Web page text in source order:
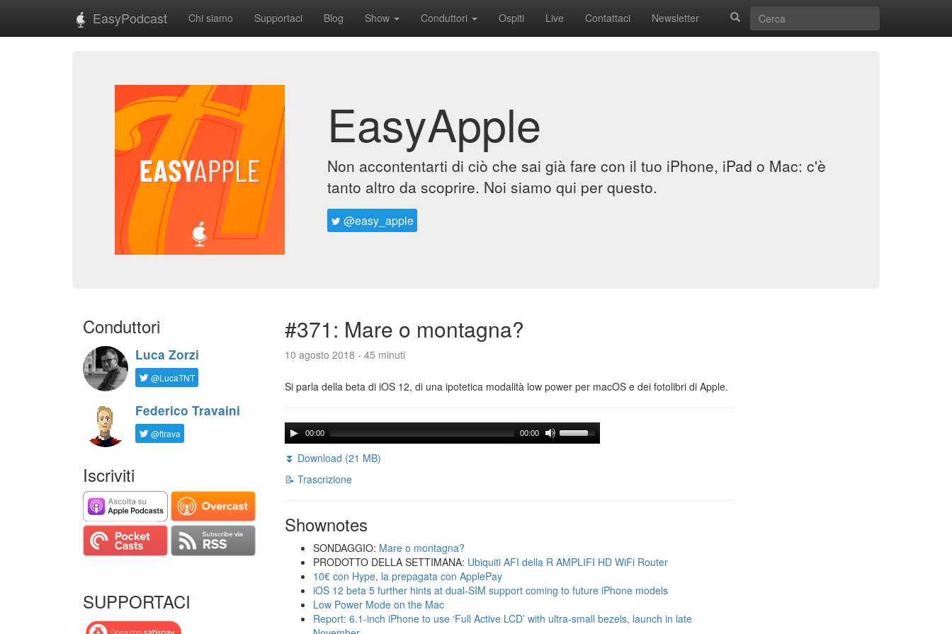
EasyPodcast Chi siamo Supportaci Blog Show Conduttori Ospiti Live Contattaci Newsletter
EasyApple
Non accontentarti di ciò che sai già fare con il tuo iPhone, iPad o Mac: c'è
tanto altro da scoprire. Noi siamo qui per questo.
@easy_apple
Conduttori
Luca Zorzi
@LucaTNT
Federico Travaini
@ftrava
Iscriviti
SUPPORTACI
#371: Mare o montagna?
10 agosto 2018 - 45 minuti
Si parla della beta di iOS 12, di una ipotetica modalità low power per macOS e dei fotolibri di Apple.
00:00 00:00
⏬ Download (21 MB)
📝 Trascrizione
Shownotes
SONDAGGIO: Mare o montagna?
PRODOTTO DELLA SETTIMANA: Ubiquiti AFI della R AMPLIFI HD WiFi Router
10€ con Hype, la prepagata con ApplePay
iOS 12 beta 5 further hints at dual-SIM support coming to future iPhone models
Low Power Mode on the Mac
Report: 6.1-inch iPhone to use ‘Full Active LCD’ with ultra-small bezels, launch in late